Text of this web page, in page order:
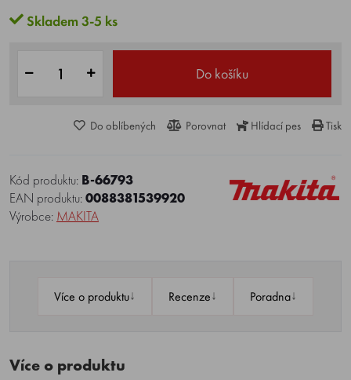
Skladem 3-5 ks
Do košíku
Do oblíbených Porovnat Hlídací pes Tisk
Kód produktu: B-66793
EAN produktu:0088381539920
Výrobce: MAKITA
Více o produktu↓ Recenze↓ Poradna↓
Více o produktu